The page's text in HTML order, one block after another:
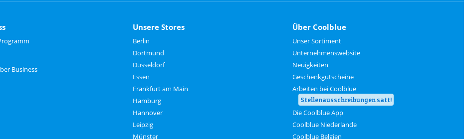
Business
Unsere Stores
Berlin
Dortmund
Düsseldorf
Essen
Frankfurt am Main
Hamburg
Hannover
Leipzig
Münster
Über Coolblue
Unser Sortiment
Unternehmenswebsite
Neuigkeiten
Geschenkgutscheine
Arbeiten bei Coolblue
Stellenausschreibungen satt!
Die Coolblue App
Coolblue Niederlande
Coolblue Belgien